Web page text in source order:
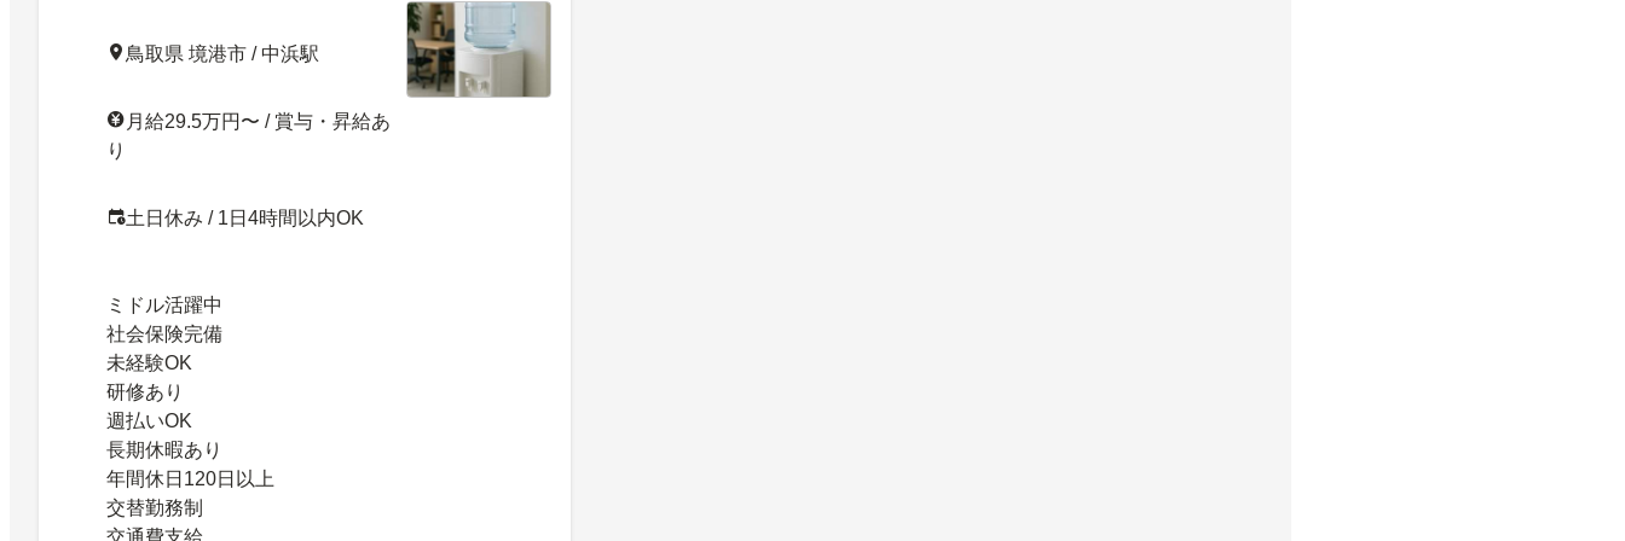
鳥取県 境港市 / 中浜駅
月給29.5万円〜 / 賞与・昇給あ
り
土日休み / 1日4時間以内OK
ミドル活躍中
社会保険完備
未経験OK
研修あり
週払いOK
長期休暇あり
年間休日120日以上
交替勤務制